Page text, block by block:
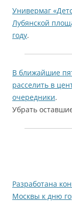
Универмаг
Лубянской
году.
В ближайшие
расселить в
очередники.
Убрать
Разработана
Москвы к дню